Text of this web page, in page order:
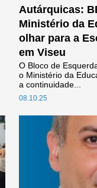
Autárquicas:
Ministério da
olhar para a
em Viseu
08.10.25
O Bloco de
o Ministério da
a continuidade...